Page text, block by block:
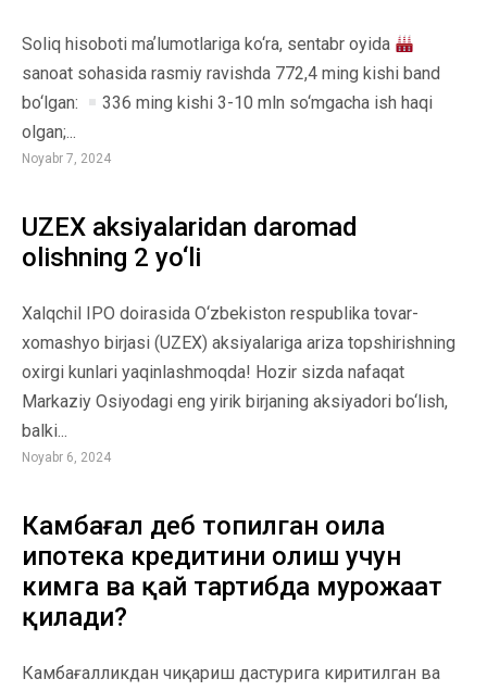
Soliq hisoboti maʼlumotlariga ko‘ra, sentabr oyida
sanoat sohasida rasmiy ravishda 772,4 ming kishi band
bo‘lgan:
336 ming kishi 3-10 mln so‘mgacha ish haqi
olgan;...
Noyabr 7, 2024
UZEX aksiyalaridan daromad
olishning 2 yo‘li
Xalqchil IPO doirasida O‘zbekiston respublika tovar-
xomashyo birjasi (UZEX) aksiyalariga ariza topshirishning
oxirgi kunlari yaqinlashmoqda! Hozir sizda nafaqat
Markaziy Osiyodagi eng yirik birjaning aksiyadori bo‘lish,
balki...
Noyabr 6, 2024
Камбағал деб топилган оила
ипотека кредитини олиш учун
кимга ва қай тартибда мурожаат
қилади?
Камбағалликдан чиқариш дастурига киритилган ва